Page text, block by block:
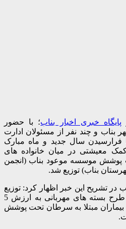
پایگاه خبری اخبار بناب؛ با حضور
بناب و چند نفر از مسئولان ادارت
فرارسیدن سال جدید و ماه مبارک
تعداد 250 بسته کمک معیشتی در میان خانواده های
پوشش موسسه موعود بناب (انجمن
بناب) توزیع شد.
تشریح این خبر اظهار کرد: توزیع
بسته های معیشتی در قالب طرح بسته های مهربانی به ارزش 5
بیماران مبتلا به سرطان تحت پوشش